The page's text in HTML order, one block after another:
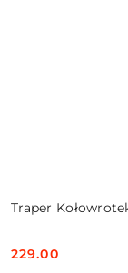
Traper
Cena:
229.00